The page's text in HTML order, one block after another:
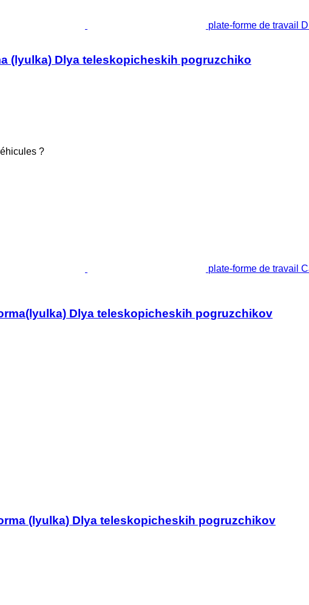
plate-forme de travail
(lyulka) Dlya teleskopicheskih pogruzchiko
?
plate-forme de travail
Dlya teleskopicheskih pogruzchikov
(lyulka) Dlya teleskopicheskih pogruzchikov